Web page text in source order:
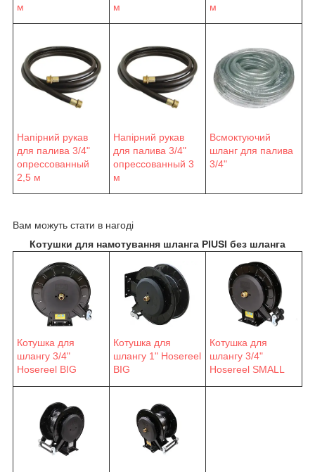
м
м
м
Напірний рукав
для палива 3/4"
опрессованный
2,5 м
Напірний рукав
для палива 3/4"
опрессованный 3
м
Всмоктуючий
шланг для палива
3/4"
Вам можуть стати в нагоді
Котушки для намотування шланга PIUSI без шланга
Котушка для
шлангу 3/4"
Hosereel BIG
Котушка для
шлангу 1" Hosereel
BIG
Котушка для
шлангу 3/4"
Hosereel SMALL